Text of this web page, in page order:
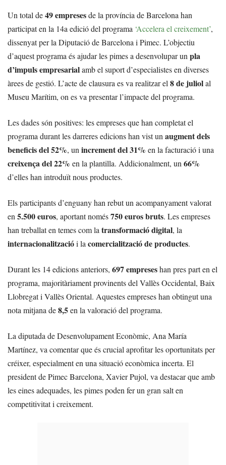
Un total de49 empresesde la província de Barcelona han
participat en la 14a edició del programa ‘Accelera el creixement’,
dissenyat per la Diputació de Barcelona i Pimec. L’objectiu
d’aquest programa és ajudar les pimes a desenvolupar un pla
d’impuls empresarialamb el suport d’especialistes en diverses
àrees de gestió. L’acte de clausura es va realitzar el 8 de juliolal
Museu Marítim, on es va presentar l’impacte del programa.
Les dades són positives: les empreses que han completat el
programa durant les darreres edicions han vist un augment dels
beneficis del 52%, un increment del 31% en la facturació i una
creixença del 22% en la plantilla. Addicionalment, un 66%
d’elles han introduït nous productes.
Els participants d’enguany han rebut un acompanyament valorat
en 5.500 euros, aportant només750 euros bruts. Les empreses
han treballat en temes com la transformació digital, la
internacionalitzaciói la comercialització de productes.
Durant les 14 edicions anteriors, 697 empreseshan pres part en el
programa, majoritàriament provinents del Vallès Occidental, Baix
Llobregat i Vallès Oriental. Aquestes empreses han obtingut una
nota mitjana de8,5en la valoració del programa.
La diputada de Desenvolupament Econòmic, Ana María
Martínez, va comentar que és crucial aprofitar les oportunitats per
créixer, especialment en una situació econòmica incerta. El
president de Pimec Barcelona, Xavier Pujol, va destacar que amb
les eines adequades, les pimes poden fer un gran salt en
competitivitat i creixement.